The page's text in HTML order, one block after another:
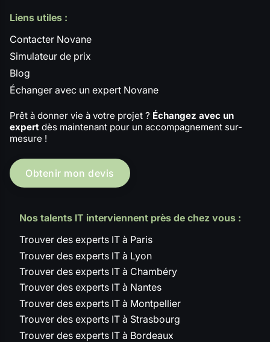
Liens utiles :
Contacter Novane
Simulateur de prix
Blog
Échanger avec un expert Novane
Prêt à donner vie à votre projet ? Échangez avec un
expert dès maintenant pour un accompagnement sur-
mesure !
Obtenir mon devis
Nos talents IT interviennent près de chez vous :
Trouver des experts IT à Paris
Trouver des experts IT à Lyon
Trouver des experts IT à Chambéry
Trouver des experts IT à Nantes
Trouver des experts IT à Montpellier
Trouver des experts IT à Strasbourg
Trouver des experts IT à Bordeaux